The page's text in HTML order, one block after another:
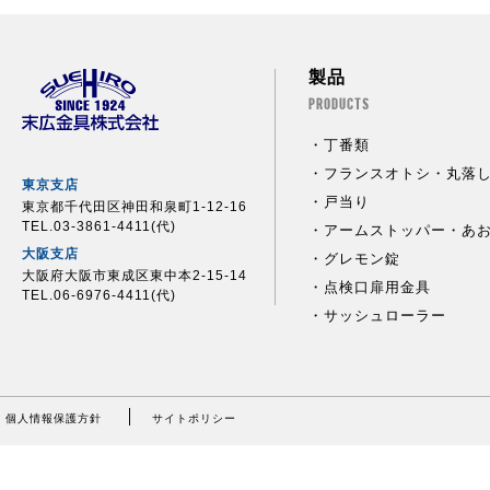
東京支店
東京都千代田区神田和泉町1-12-16
TEL.03-3861-4411(代)
大阪支店
大阪府大阪市東成区東中本2-15-14
TEL.06-6976-4411(代)
製品
PRODUCTS
丁番類
フランスオトシ・丸落
戸当り
アームストッパー・あ
グレモン錠
点検口扉用金具
サッシュローラー
個人情報保護方針 サイトポリシー